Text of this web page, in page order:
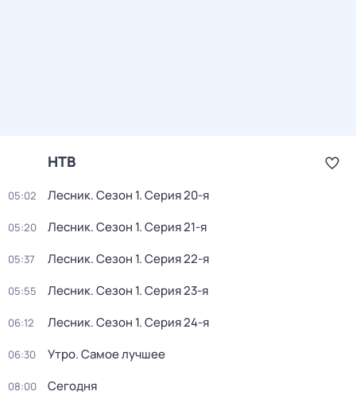
НТВ
05:02 Лесник. Сезон 1. Серия 20-я
05:20 Лесник. Сезон 1. Серия 21-я
05:37 Лесник. Сезон 1. Серия 22-я
05:55 Лесник. Сезон 1. Серия 23-я
06:12 Лесник. Сезон 1. Серия 24-я
06:30 Утро. Самое лучшее
08:00 Сегодня